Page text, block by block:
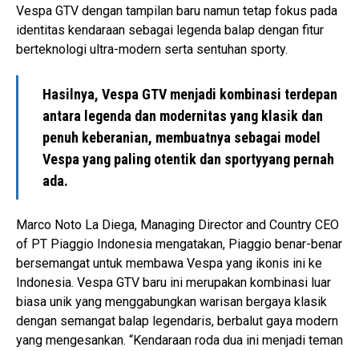
Vespa GTV dengan tampilan baru namun tetap fokus pada
identitas kendaraan sebagai legenda balap dengan fitur
berteknologi ultra-modern serta sentuhan sporty.
Hasilnya, Vespa GTV menjadi kombinasi terdepan
antara legenda dan modernitas yang klasik dan
penuh keberanian, membuatnya sebagai model
Vespa yang paling otentik dan sportyyang pernah
ada.
Marco Noto La Diega, Managing Director and Country CEO
of PT Piaggio Indonesia mengatakan, Piaggio benar-benar
bersemangat untuk membawa Vespa yang ikonis ini ke
Indonesia. Vespa GTV baru ini merupakan kombinasi luar
biasa unik yang menggabungkan warisan bergaya klasik
dengan semangat balap legendaris, berbalut gaya modern
yang mengesankan. “Kendaraan roda dua ini menjadi teman